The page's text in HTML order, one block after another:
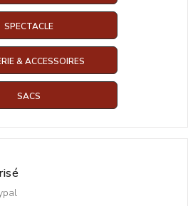
SPECTACLE
& ACCESSOIRES
SACS